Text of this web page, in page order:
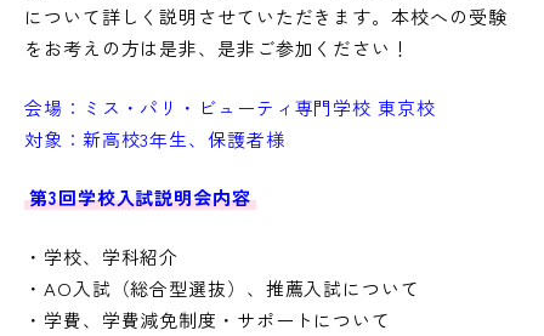
について詳しく説明させていただきます。本校への受験
をお考えの方は是非、是非ご参加ください！
会場：ミス・パリ・ビューティ専門学校 東京校
対象：新高校3年生、保護者様
第3回学校入試説明会内容
・学校、学科紹介
・AO入試（総合型選抜）、推薦入試について
・学費、学費減免制度・サポートについて